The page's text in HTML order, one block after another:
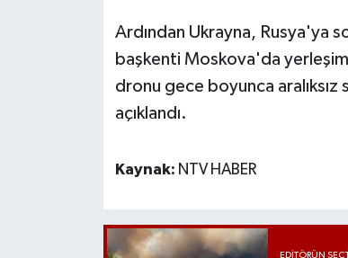
Ardından Ukrayna, Rusya'ya
başkenti Moskova'da yerleşim
dronu gece boyunca aralıksız
açıklandı.
Kaynak: NTV HABER
EDITÖRÜN